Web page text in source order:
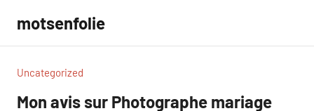
contenu
motsenfolie
Uncategorized
Mon avis sur Photographe mariage